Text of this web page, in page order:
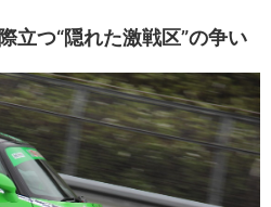
立つ“隠れた激戦区”の争い